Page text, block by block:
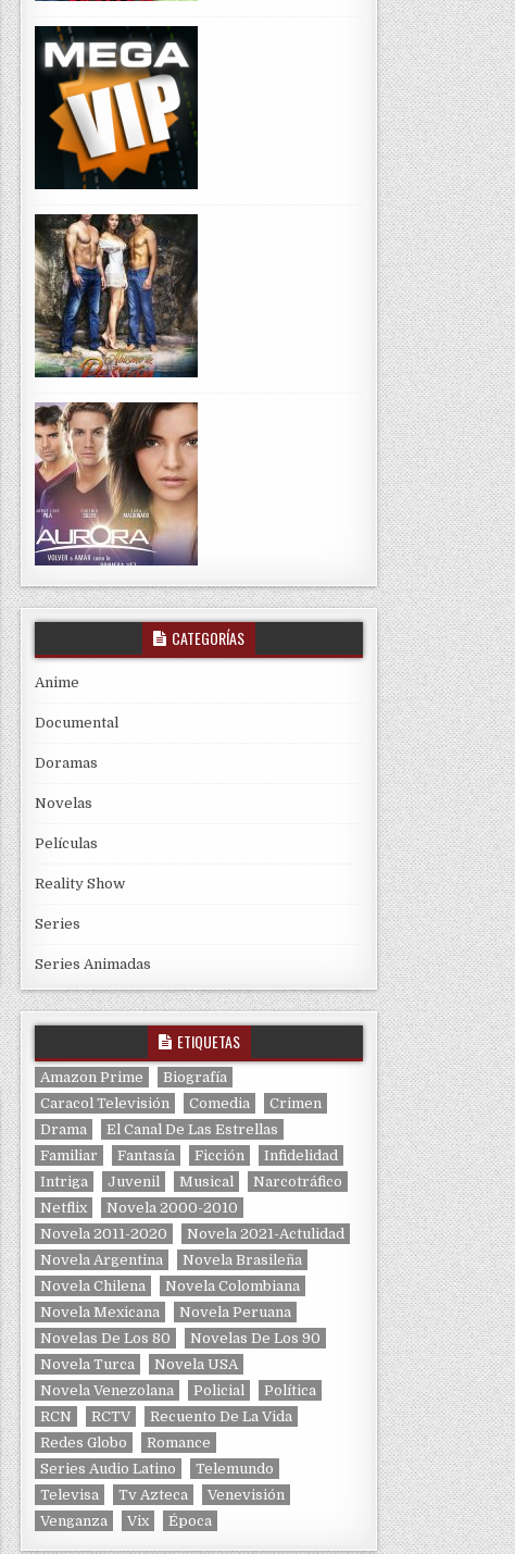
CATEGORÍAS
Anime
Documental
Doramas
Novelas
Películas
Reality Show
Series
Series Animadas
ETIQUETAS
Amazon Prime
Biografía
Caracol Televisión
Comedia
Crimen
Drama
El Canal De Las Estrellas
Familiar
Fantasía Ficción
Infidelidad
Intriga
Juvenil Musical
Narcotráfico
Netflix
Novela 2000-2010
Novela 2011-2020
Novela 2021-Actulidad
Novela Argentina
Novela Brasileña
Novela Chilena
Novela Colombiana
Novela Mexicana
Novela Peruana
Novelas De Los 80
Novelas De Los 90
Novela Turca
Novela USA
Novela Venezolana
Policial
Política
RCN
RCTV
Recuento De La Vida
Redes Globo
Romance
Series Audio Latino
Telemundo
Televisa
Tv Azteca
Venevisión
Venganza
Vix Época